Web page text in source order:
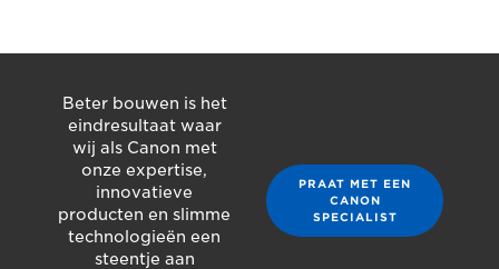
Beter bouwen is het
eindresultaat waar
wij als Canon met
onze expertise,
innovatieve
producten en slimme
technologieën een
steentje aan
PRAAT MET EEN
CANON
SPECIALIST